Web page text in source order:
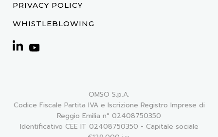
PRIVACY POLICY
WHISTLEBLOWING
OMSO S.p.A.
Codice Fiscale Partita IVA e Iscrizione Registro Imprese di
Reggio Emilia n° 02408750350
Identificativo CEE IT 02408750350 - Capitale sociale